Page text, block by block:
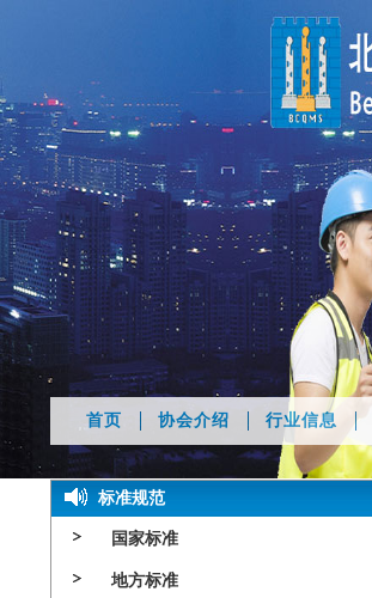
首页 协会介绍 行业信息
标准规范
国家标准
地方标准